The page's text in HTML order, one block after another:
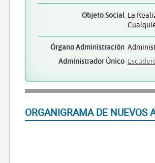
Objeto Social La
Órgano Administración
Administrador Único
ORGANIGRAMA DE NUEVOS